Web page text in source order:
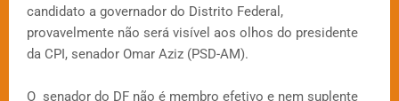
candidato a governador do Distrito Federal,
provavelmente não será visível aos olhos do presidente
da CPI, senador Omar Aziz (PSD-AM).
O senador do DF não é membro efetivo e nem suplente